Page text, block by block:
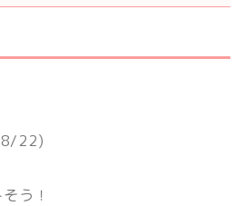
22)
う！